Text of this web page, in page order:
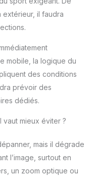
extérieur, il faudra
mobile, la logique du
des conditions
prévoir des
dédiés.
vaut mieux éviter ?
mais il dégrade
l’image, surtout en
un zoom optique ou